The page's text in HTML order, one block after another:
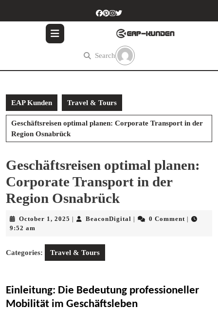
Search
EAP Kunden Travel & Tours
Geschäftsreisen optimal planen: Corporate Transport in der
Region Osnabrück
Geschäftsreisen optimal planen:
Corporate Transport in der
Region Osnabrück
October 1, 2025 OctoberBeaconDigital BeaconDigital
0 Comment
9:52 am
Categories: Travel & Tours
Einleitung: Die Bedeutung professioneller
Mobilität im Geschäftsleben